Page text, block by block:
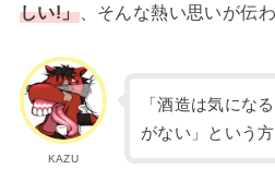
しい!」、そんな熱い思いが伝
KAZU
「酒造は気にな
がない」という